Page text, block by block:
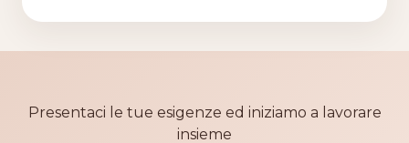
Presentaci le tue esigenze ed iniziamo a lavorare
insieme